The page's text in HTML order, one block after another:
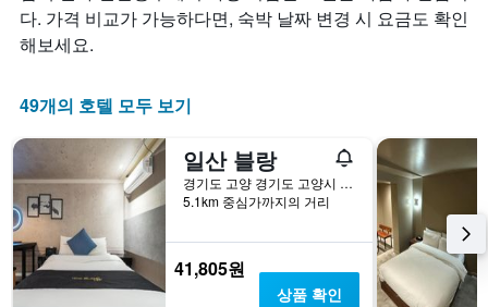
개
의
X
이
있
습
다.
차
트
에
는
합
니
다.
트
에
는
급
별
로
호
텔
카
요
금
이
떻
게
변
는
지
보
여
줍
니
다. 가격 비교가 가능하다면, 숙박 날짜 변경 시 요금도 확인
해보세요.
49개의 호텔 모두 보기
일산 블랑
경기도 고양 경기도 고양시 일산동구 중앙로 1194
5.1km 중심가까지의 거리
41,805원
상품 확인